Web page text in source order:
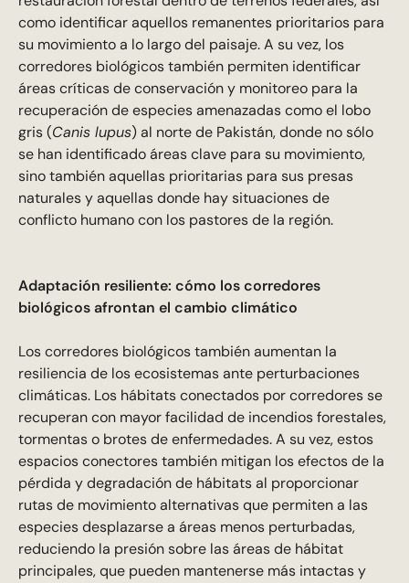
como identificar aquellos remanentes prioritarios para
su movimiento a lo largo del paisaje. A su vez, los
corredores biológicos también permiten identificar
áreas críticas de conservación y monitoreo para la
recuperación de especies amenazadas como el lobo
gris (Canis lupus) al norte de Pakistán, donde no sólo
se han identificado áreas clave para su movimiento,
sino también aquellas prioritarias para sus presas
naturales y aquellas donde hay situaciones de
conflicto humano con los pastores de la región.
Adaptación resiliente: cómo los corredores
biológicos afrontan el cambio climático
Los corredores biológicos también aumentan la
resiliencia de los ecosistemas ante perturbaciones
climáticas. Los hábitats conectados por corredores se
recuperan con mayor facilidad de incendios forestales,
tormentas o brotes de enfermedades. A su vez, estos
espacios conectores también mitigan los efectos de la
pérdida y degradación de hábitats al proporcionar
rutas de movimiento alternativas que permiten a las
especies desplazarse a áreas menos perturbadas,
reduciendo la presión sobre las áreas de hábitat
principales, que pueden mantenerse más intactas y